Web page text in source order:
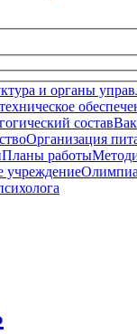
и органы
состав
Организация
Планы работы
учреждение